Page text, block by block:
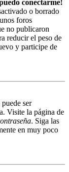
conectarme!
o borrado
foros
no publicaron
reducir el peso de
y participe de
ser
Visite la página de
. Siga las
en muy poco